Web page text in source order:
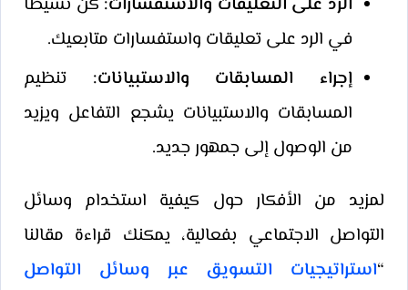
في الرد على تعليقات واستفسارات متابعيك.
إجراء المسابقات والاستبيانات: تنظيم
المسابقات والاستبيانات يشجع التفاعل ويزيد
من الوصول إلى جمهور جديد.
لمزيد من الأفكار حول كيفية استخدام وسائل
التواصل الاجتماعي بفعالية، يمكنك قراءة مقالنا
“استراتيجيات التسويق عبر وسائل التواصل